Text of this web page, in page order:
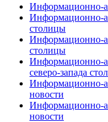
Информационно-
Информационно-
столицы
Информационно-
столицы
Информационно-
северо-запада
Информационно-
новости
Информационно-
новости